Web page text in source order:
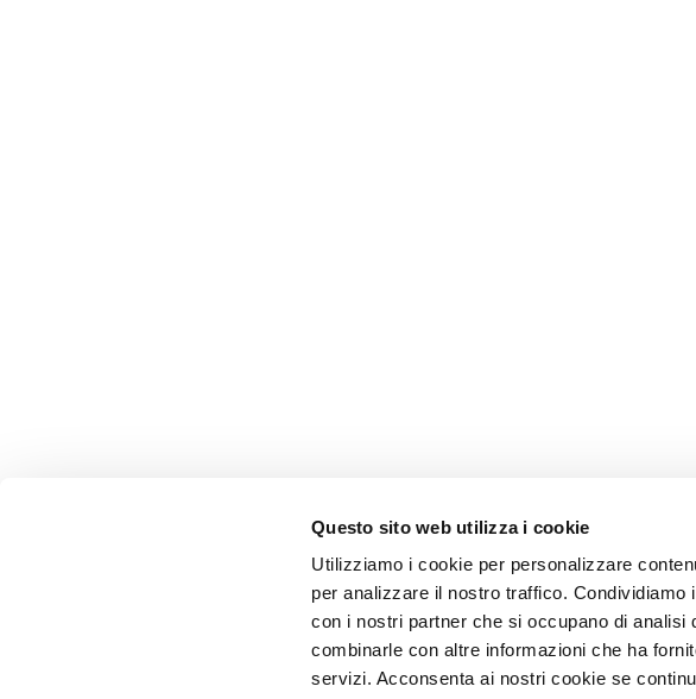
Questo sito web utilizza i cookie
Utilizziamo i cookie per personalizzare
per analizzare il nostro traffico.
con i nostri partner che si occupano di analisi
combinarle con altre informazioni che ha
servizi. Acconsenta ai nostri cookie se